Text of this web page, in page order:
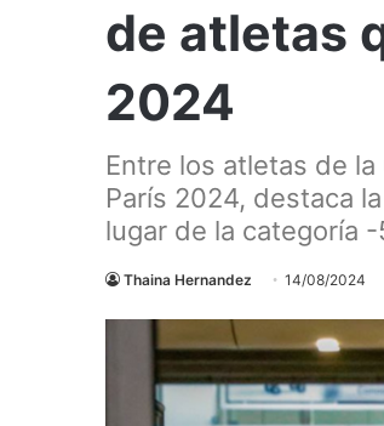
de atletas
2024
Entre los atletas de
París 2024, destaca
lugar de la categoría -
Thaina Hernandez 14/08/2024